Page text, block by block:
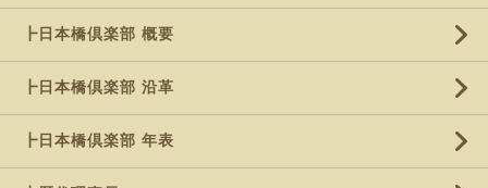
┣日本橋倶楽部 概要
┣日本橋倶楽部 沿革
┣日本橋倶楽部 年表